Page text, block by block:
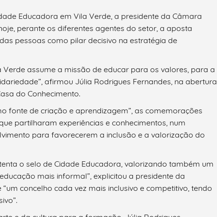
Educadora em Vila Verde, a presidente da Câmara
perante os diferentes agentes do setor, a aposta
pessoas como pilar decisivo na estratégia de
Verde assume a missão de educar para os valores, para a
afirmou Júlia Rodrigues Fernandes, na abertura
do Conhecimento.
fonte de criação e aprendizagem”, as comemorações
partilharam experiências e conhecimentos, num
para favorecerem a inclusão e a valorização do
o selo de Cidade Educadora, valorizando também um
mais informal”, explicitou a presidente da
concelho cada vez mais inclusivo e competitivo, tendo